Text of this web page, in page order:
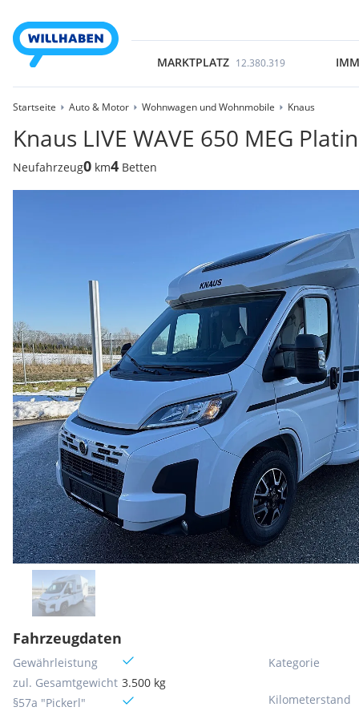
MARKTPLATZ 12.380.319
Startseite Auto & Motor Wohnwagen und Wohnmobile Knaus
Knaus LIVE WAVE 650 MEG
Neufahrzeug0 km4 Betten
Fahrzeugdaten
Gewährleistung
zul. Gesamtgewicht 3.500 kg
§57a "Pickerl"
Kategorie
Kilometerstand